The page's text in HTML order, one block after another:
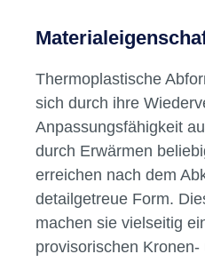
dem Erkalten. Das
Wiedergabe selbst
Besonders bei
Randgestaltungen oder
individuellen Löffeln
Abformmassen erste